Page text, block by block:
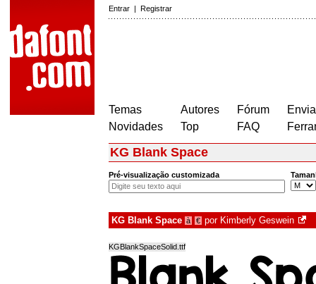
Entrar | Registrar
Temas
Novidades
Autores
Top
Fórum
FAQ
KG Blank Space
Pré-visualização customizada
KG Blank Space à € por Kimberly Geswein
KGBlankSpaceSolid.ttf